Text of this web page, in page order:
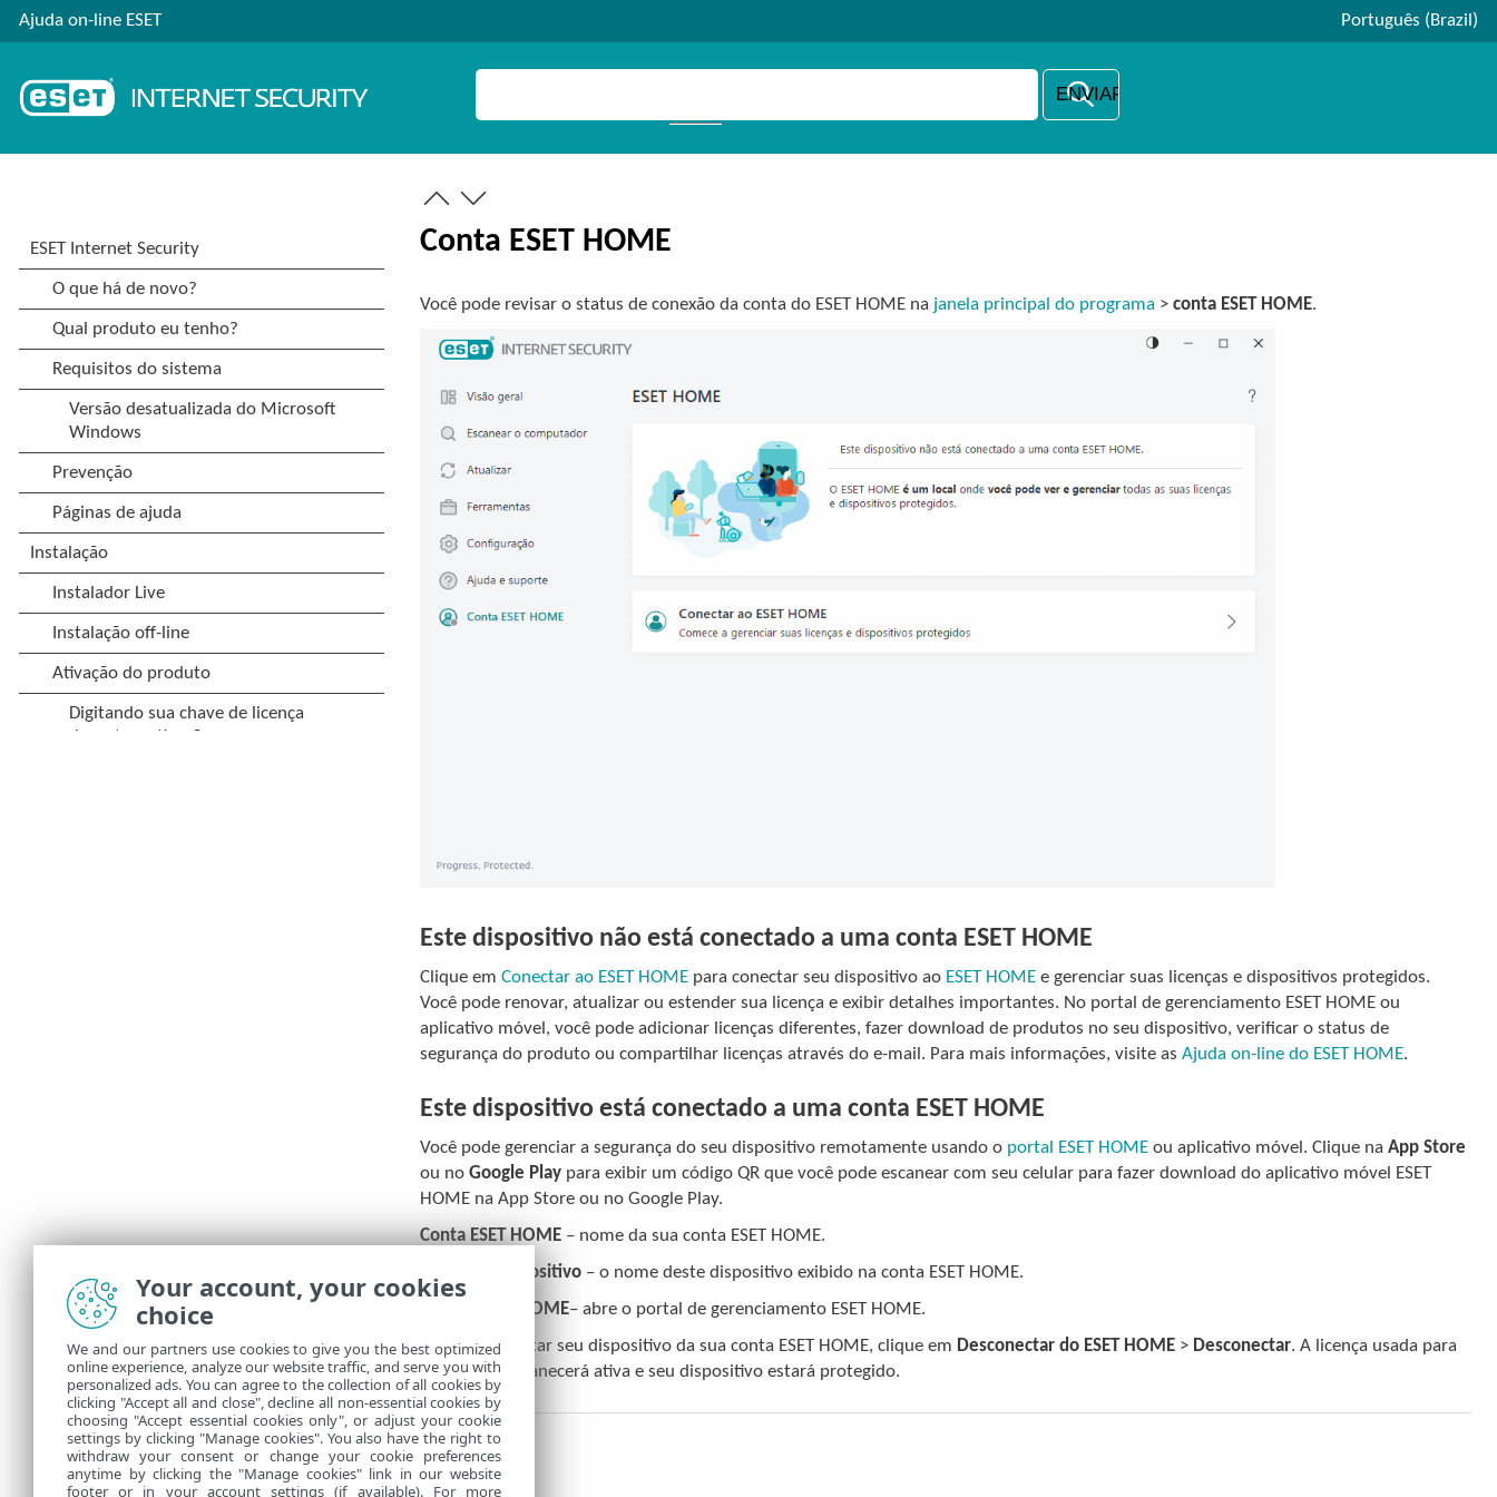
Ajuda on-line ESET Português (Brazil)
Conta ESET HOME
Você pode revisar o status de conexão da conta do ESET HOME na janela principal do programa >conta ESET HOME.
Este dispositivo não está conectado a uma conta ESET HOME
Clique emConectar ao ESET HOME para conectar seu dispositivo ao ESET HOME e gerenciar suas licenças e dispositivos protegidos.
Você pode renovar, atualizar ou estender sua licença e exibir detalhes importantes. No portal de gerenciamento ESET HOME ou
aplicativo móvel, você pode adicionar licenças diferentes, fazer download de produtos no seu dispositivo, verificar o status de
segurança do produto ou compartilhar licenças através do e-mail. Para mais informações, visite asAjuda on-line do ESET HOME.
Este dispositivo está conectado a uma conta ESET HOME
Você pode gerenciar a segurança do seu dispositivo remotamente usando o portal ESET HOME ou aplicativo móvel. Clique naApp Store
ou noGoogle Play para exibir um código QR que você pode escanear com seu celular para fazer download do aplicativo móvel ESET
HOME na App Store ou no Google Play.
Conta ESET HOME – nome da sua conta ESET HOME.
Nome do dispositivo – o nome deste dispositivo exibido na conta ESET HOME.
Abrir o ESET HOME– abre o portal de gerenciamento ESET HOME.
Para desconectar seu dispositivo da sua conta ESET HOME, clique em Desconectar do ESET HOME > Desconectar. A licença usada para
ativação permanecerá ativa e seu dispositivo estará protegido.
Your account, your cookies
choice
We and our partners use cookies to give you the best optimized
online experience, analyze our website traffic, and serve you with
personalized ads. You can agree to the collection of all cookies by
clicking "Accept all and close", decline all non-essential cookies by
choosing "Accept essential cookies only", or adjust your cookie
settings by clicking "Manage cookies". You also have the right to
withdraw your consent or change your cookie preferences
anytime by clicking the "Manage cookies" link in our website
footer or in your account settings (if available). For more